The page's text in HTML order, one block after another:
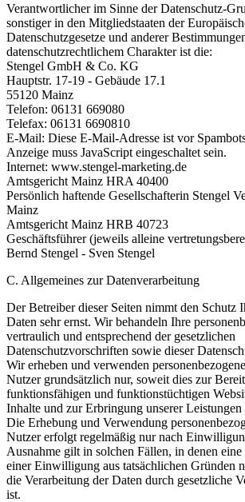
Verantwortlicher im Sinne der Datenschutz-
sonstiger in den Mitgliedstaaten der
Datenschutzgesetze und anderer
datenschutzrechtlichem Charakter ist die:
Stengel GmbH & Co. KG
Hauptstr. 17-19 - Gebäude 17.1
55120 Mainz
Telefon: 06131 669080
Telefax: 06131 6690810
E-Mail: Diese E-Mail-Adresse ist vor
Anzeige muss JavaScript eingeschaltet sein.
Internet: www.stengel-marketing.de
Amtsgericht Mainz HRA 40400
Persönlich haftende Gesellschafterin Stengel
Mainz
Amtsgericht Mainz HRB 40723
Geschäftsführer (jeweils alleine
Bernd Stengel - Sven Stengel
C. Allgemeines zur Datenverarbeitung
Der Betreiber dieser Seiten nimmt den Schutz
Daten sehr ernst. Wir behandeln Ihre
vertraulich und entsprechend der gesetzlichen
Datenschutzvorschriften sowie dieser
Wir erheben und verwenden
Nutzer grundsätzlich nur, soweit dies zur
funktionsfähigen und funktionstüchtigen
Inhalte und zur Erbringung unserer
Die Erhebung und Verwendung
Nutzer erfolgt regelmäßig nur nach
Ausnahme gilt in solchen Fällen, in denen
einer Einwilligung aus tatsächlichen Gründen
die Verarbeitung der Daten durch gesetzliche
ist.